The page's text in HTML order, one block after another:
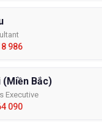
sợi Carbon Fiber
lá
986
(Miền Bắc)
Executive
090